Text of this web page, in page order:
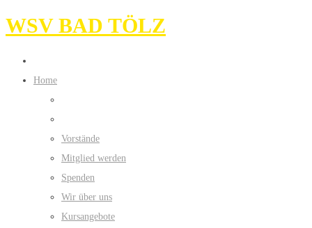
WSV BAD TÖLZ
Home
Vorstände
Mitglied werden
Spenden
Wir über uns
Kursangebote